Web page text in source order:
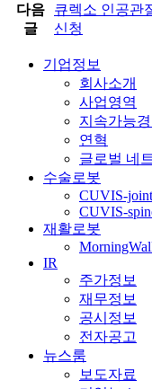
다음
글
큐렉소 인공관
신청
기업정보
회사소개
사업영역
지속가능
연혁
글로벌 네
수술로봇
CUVIS-joint
CUVIS-
재활로봇
IR
주가정보
재무정보
공시정보
전자공고
뉴스룸
보도자료